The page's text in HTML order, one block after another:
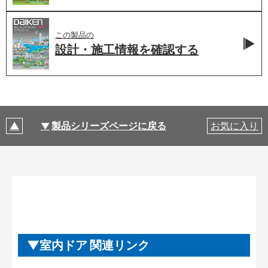
この製品の
設計・施工情報を確認する
製品シリーズページに戻る お気に入り
室内ドア 関連リンク